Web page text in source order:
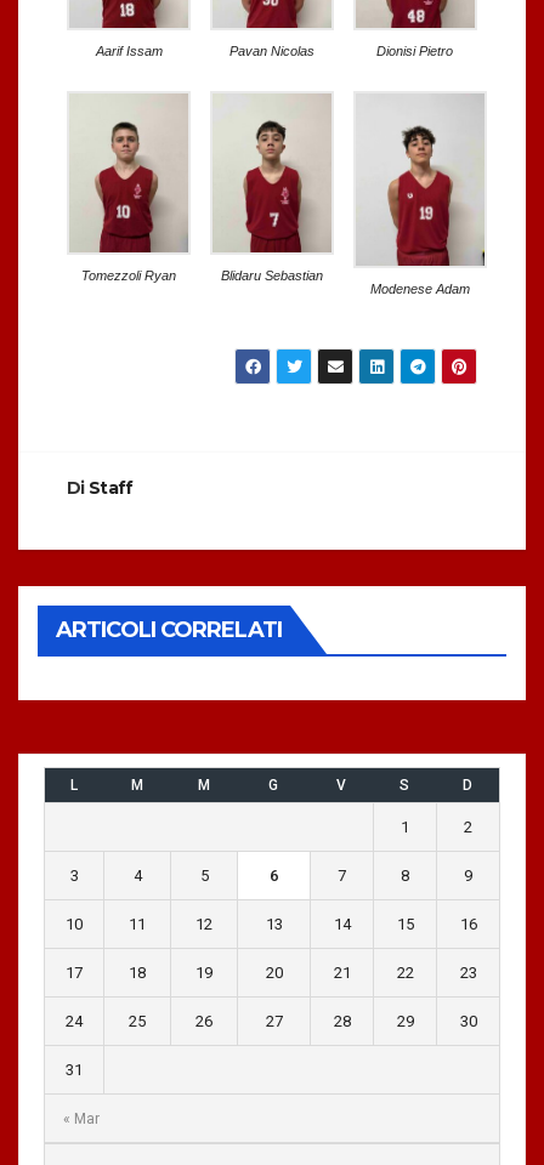
Aarif Issam Pavan Nicolas Dionisi Pietro
Tomezzoli Ryan
Blidaru Sebastian
Modenese Adam
Di Staff
ARTICOLI CORRELATI
L M M G V S D
« Mar
1 2
3 4 5 6 7 8 9
10 11 12 13 14 15 16
17 18 19 20 21 22 23
24 25 26 27 28 29 30
31